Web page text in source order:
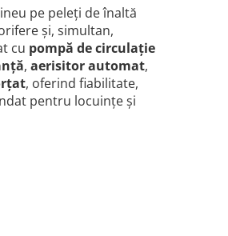
pe peleți de înaltă
și, simultan,
cu pompă de circulație
, aerisitor automat,
, oferind fiabilitate,
pentru locuințe și